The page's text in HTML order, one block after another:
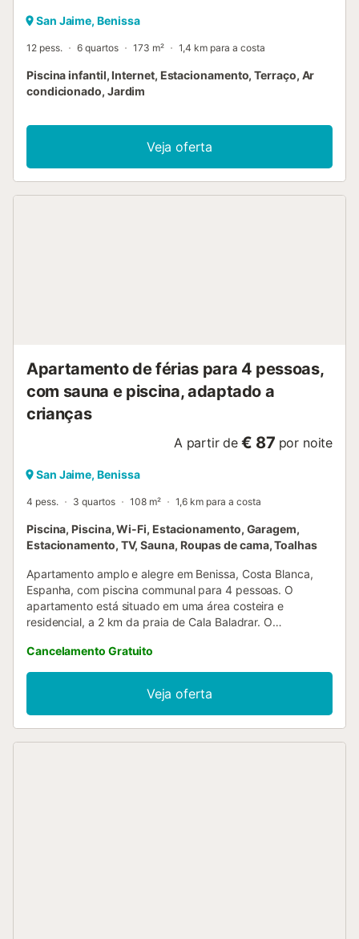
San Jaime, Benissa
12 pess. 6 quartos 173 m² 1,4 km para a costa
Piscina infantil, Internet, Estacionamento, Terraço, Ar
condicionado, Jardim
Veja oferta
Apartamento de férias para 4 pessoas,
com sauna e piscina, adaptado a
crianças
A partir de € 87 por noite
San Jaime, Benissa
4 pess. 3 quartos 108 m² 1,6 km para a costa
Piscina, Piscina, Wi-Fi, Estacionamento, Garagem,
Estacionamento, TV, Sauna, Roupas de cama, Toalhas
Apartamento amplo e alegre em Benissa, Costa Blanca,
Espanha, com piscina communal para 4 pessoas. O
apartamento está situado em uma área costeira e
residencial, a 2 km da praia de Cala Baladrar. O
em 2 níveis. A acomodação oferece um jardim communal
com gramado, árvores e vistas maravilhosas da piscina. A
proximidade da praia, locais de compras, atividades
esportivas e opções de entretenimento tornam este
apartamento ideal para passar suas férias na Espanha
Cancelamento Gratuito
Veja oferta